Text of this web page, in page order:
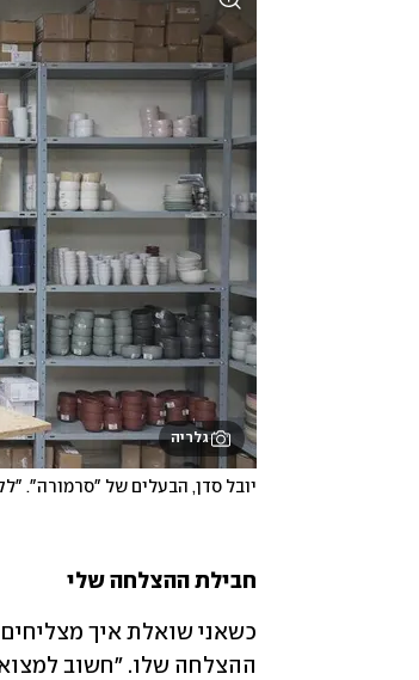
גלריה
יובל סדן, הבעלים של "סרמורה".
חבילת ההצלחה שלי